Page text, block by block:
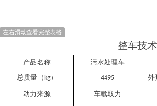
左右滑动查看完整表格
整车技术
产品名称 污水处理车
总质量（ kg） 4495 外
动力来源 车载取力